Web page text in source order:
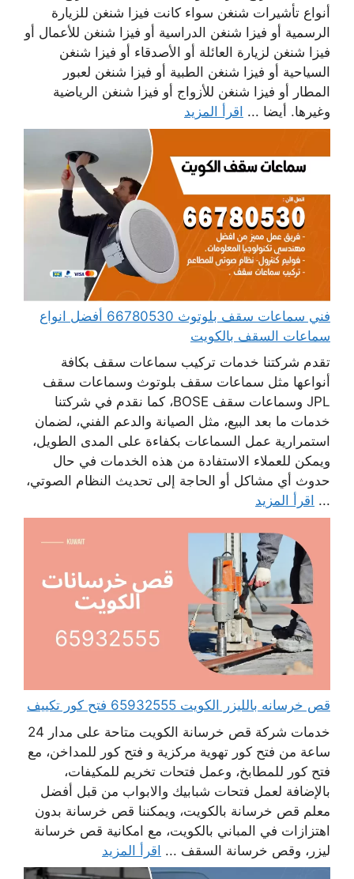
أنواع تأشيرات شنغن سواء كانت فيزا شنغن للزيارة
الرسمية أو فيزا شنغن الدراسية أو فيزا شنغن للأعمال أو
فيزا شنغن لزيارة العائلة أو الأصدقاء أو فيزا شنغن
السياحية أو فيزا شنغن الطبية أو فيزا شنغن لعبور
المطار أو فيزا شنغن للأزواج أو فيزا شنغن الرياضية
وغيرها. أيضا ... اقرأ المزيد
فني سماعات سقف بلوتوث 66780530 أفضل انواع
سماعات السقف بالكويت
تقدم شركتنا خدمات تركيب سماعات سقف بكافة
أنواعها مثل سماعات سقف بلوتوث وسماعات سقف
JPL وسماعات سقف BOSE، كما نقدم في شركتنا
خدمات ما بعد البيع، مثل الصيانة والدعم الفني، لضمان
استمرارية عمل السماعات بكفاءة على المدى الطويل،
ويمكن للعملاء الاستفادة من هذه الخدمات في حال
حدوث أي مشاكل أو الحاجة إلى تحديث النظام الصوتي،
... اقرأ المزيد
قص خرسانه بالليزر الكويت 65932555 فتح كور تكييف
خدمات شركة قص خرسانة الكويت متاحة على مدار 24
ساعة من فتح كور تهوية مركزية و فتح كور للمداخن، مع
فتح كور للمطابخ، وعمل فتحات تخريم للمكيفات،
بالإضافة لعمل فتحات شبابيك والابواب من قبل أفضل
معلم قص خرسانة بالكويت، ويمكننا قص خرسانة بدون
اهتزازات في المباني بالكويت، مع امكانية قص خرسانة
ليزر، وقص خرسانة السقف ... اقرأ المزيد